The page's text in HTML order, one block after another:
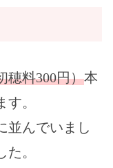
穂料300円）本
。
並んでいまし
。